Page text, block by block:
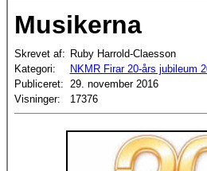
Musikerna
Skrevet af: Ruby Harrold-Claesson
Kategori:
NKMR Firar 20-års jubileum
Publiceret: 29. november 2016
Visninger:
17376